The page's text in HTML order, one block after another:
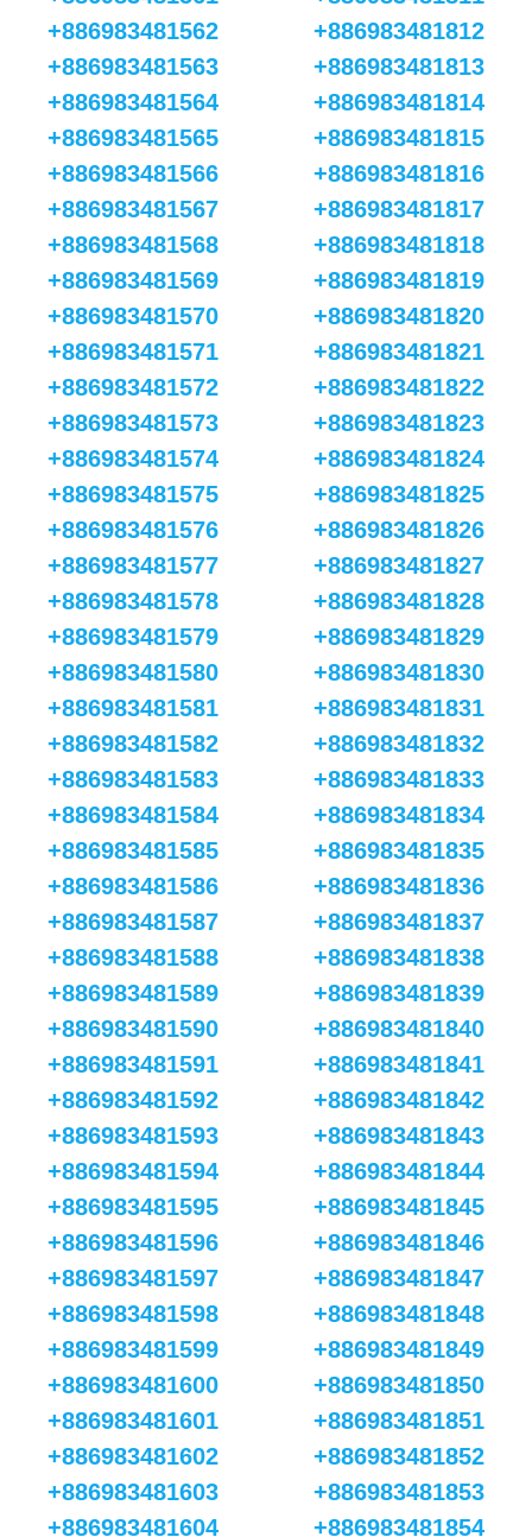
+886983481562
+886983481563
+886983481564
+886983481565
+886983481566
+886983481567
+886983481568
+886983481569
+886983481570
+886983481571
+886983481572
+886983481573
+886983481574
+886983481575
+886983481576
+886983481577
+886983481578
+886983481579
+886983481580
+886983481581
+886983481582
+886983481583
+886983481584
+886983481585
+886983481586
+886983481587
+886983481588
+886983481589
+886983481590
+886983481591
+886983481592
+886983481593
+886983481594
+886983481595
+886983481596
+886983481597
+886983481598
+886983481599
+886983481600
+886983481601
+886983481602
+886983481603
+886983481604
+886983481812
+886983481813
+886983481814
+886983481815
+886983481816
+886983481817
+886983481818
+886983481819
+886983481820
+886983481821
+886983481822
+886983481823
+886983481824
+886983481825
+886983481826
+886983481827
+886983481828
+886983481829
+886983481830
+886983481831
+886983481832
+886983481833
+886983481834
+886983481835
+886983481836
+886983481837
+886983481838
+886983481839
+886983481840
+886983481841
+886983481842
+886983481843
+886983481844
+886983481845
+886983481846
+886983481847
+886983481848
+886983481849
+886983481850
+886983481851
+886983481852
+886983481853
+886983481854